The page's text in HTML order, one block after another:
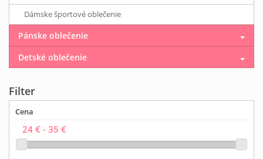
Dámske športové oblečenie
Pánske oblečenie
Detské oblečenie
Filter
Cena